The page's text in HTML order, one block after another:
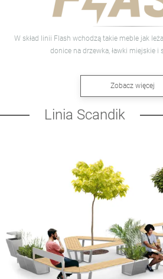
W skład linii Flash wchodzą takie meble jak
donice na drzewka, ławki miejskie i
Zobacz więcej
Linia Scandik